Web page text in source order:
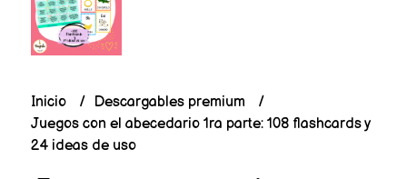
Inicio
Descargables premium
Juegos con el abecedario 1ra parte: 108 flashcards y
24 ideas de uso